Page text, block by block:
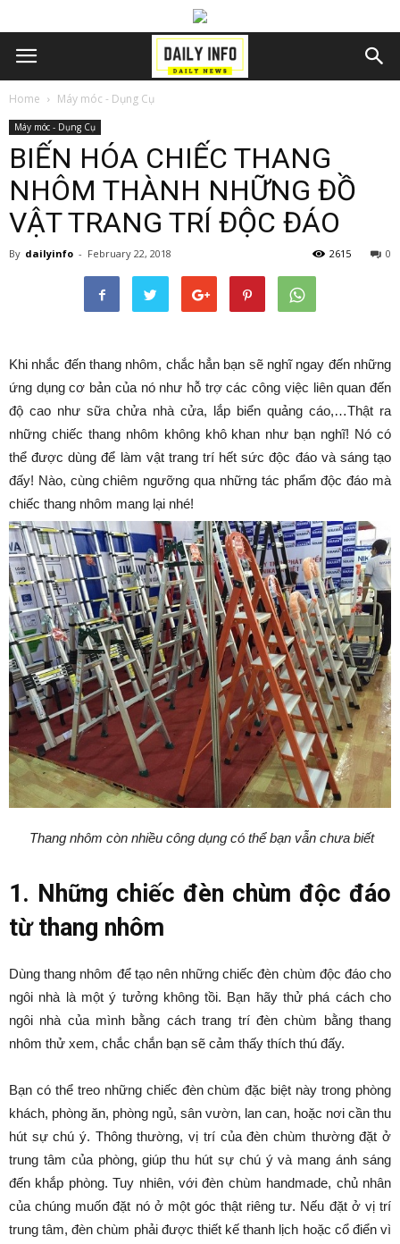
Home Máy móc - Dụng Cụ
Máy móc - Dụng Cụ
BIẾN HÓA CHIẾC THANG
NHÔM THÀNH NHỮNG ĐỒ
VẬT TRANG TRÍ ĐỘC ĐÁO
By dailyinfo - February 22, 2018 0
2615
Khi nhắc đến thang nhôm, chắc hẳn bạn sẽ nghĩ ngay đến những
ứng dụng cơ bản của nó như hỗ trợ các công việc liên quan đến
độ cao như sữa chửa nhà cửa, lắp biển quảng cáo,…Thật ra
những chiếc thang nhôm không khô khan như bạn nghĩ! Nó có
thể được dùng để làm vật trang trí hết sức độc đáo và sáng tạo
đấy! Nào, cùng chiêm ngưỡng qua những tác phẩm độc đáo mà
chiếc thang nhôm mang lại nhé!
Thang nhôm còn nhiều công dụng có thể bạn vẫn chưa biết
1. Những chiếc đèn chùm độc đáo
từ thang nhôm
Dùng thang nhôm để tạo nên những chiếc đèn chùm độc đáo cho
ngôi nhà là một ý tưởng không tồi. Bạn hãy thử phá cách cho
ngôi nhà của mình bằng cách trang trí đèn chùm bằng thang
nhôm thử xem, chắc chắn bạn sẽ cảm thấy thích thú đấy.
Bạn có thể treo những chiếc đèn chùm đặc biệt này trong phòng
khách, phòng ăn, phòng ngủ, sân vườn, lan can, hoặc nơi cần thu
hút sự chú ý. Thông thường, vị trí của đèn chùm thường đặt ở
trung tâm của phòng, giúp thu hút sự chú ý và mang ánh sáng
đến khắp phòng. Tuy nhiên, với đèn chùm handmade, chủ nhân
của chúng muốn đặt nó ở một góc thật riêng tư. Nếu đặt ở vị trí
trung tâm, đèn chùm phải được thiết kế thanh lịch hoặc cổ điển vì